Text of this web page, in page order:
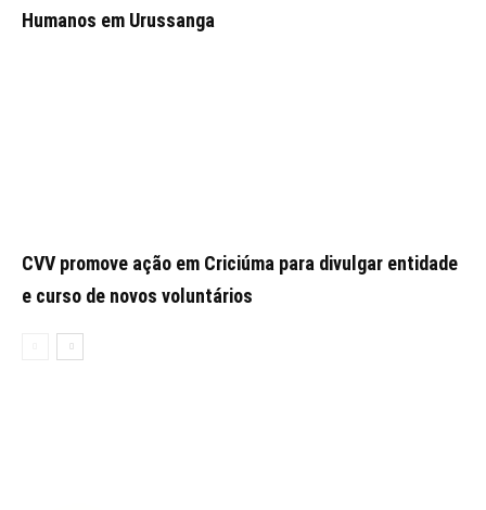
Humanos em Urussanga
CVV promove ação em Criciúma para divulgar entidade
e curso de novos voluntários